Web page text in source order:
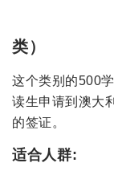
500学
类）
这个类别的500
读生申请到澳大
的签证。
适合人群: